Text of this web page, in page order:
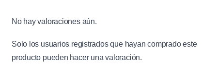
No hay valoraciones aún.
Solo los usuarios registrados que hayan comprado este
producto pueden hacer una valoración.